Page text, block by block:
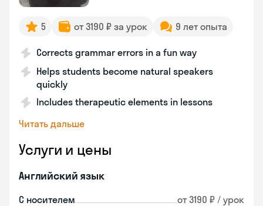
5 от 3190 ₽ за урок 9 лет опыта
Corrects grammar errors in a fun way
Helps students become natural speakers
quickly
Includes therapeutic elements in lessons
Читать дальше
Услуги и цены
Английский язык
С носителем от 3190 ₽ / урок